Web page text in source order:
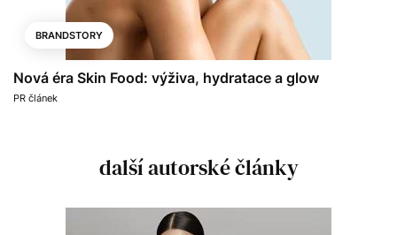
BRANDSTORY
Nová éra Skin Food: výživa, hydratace a glow
PR článek
další autorské články